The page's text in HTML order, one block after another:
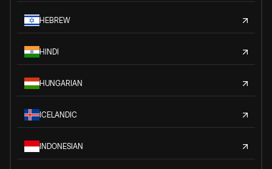
HEBREW
HINDI
HUNGARIAN
ICELANDIC
INDONESIAN